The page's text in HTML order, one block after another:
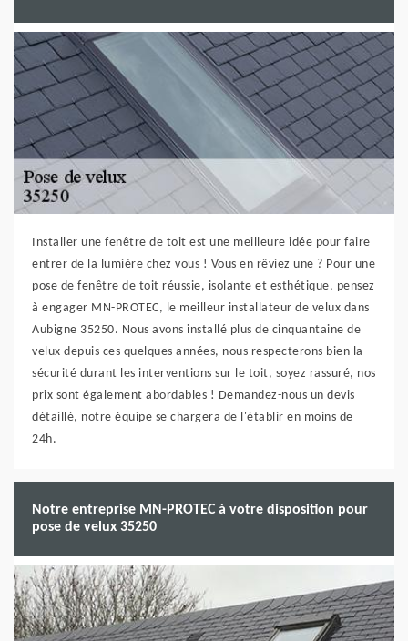
Installer une fenêtre de toit est une meilleure idée pour faire
entrer de la lumière chez vous ! Vous en rêviez une ? Pour une
pose de fenêtre de toit réussie, isolante et esthétique, pensez
à engager MN-PROTEC, le meilleur installateur de velux dans
Aubigne 35250. Nous avons installé plus de cinquantaine de
velux depuis ces quelques années, nous respecterons bien la
sécurité durant les interventions sur le toit, soyez rassuré, nos
prix sont également abordables ! Demandez-nous un devis
détaillé, notre équipe se chargera de l'établir en moins de
24h.
Notre entreprise MN-PROTEC à votre disposition pour
pose de velux 35250